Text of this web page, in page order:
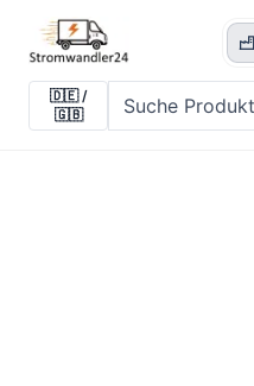
🇩🇪/
🇬🇧